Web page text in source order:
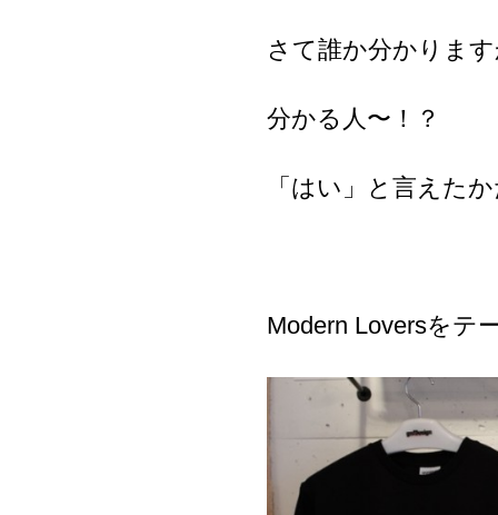
さて誰か分かりま
分かる人〜！？
「はい」と言えた
Modern Loversをテ